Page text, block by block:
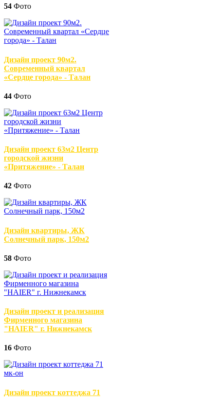
54 Фото
Дизайн проект 90м2.
Современный квартал
«Сердце города» - Талан
44 Фото
Дизайн проект 63м2 Центр
городской жизни
«Притяжение» - Талан
42 Фото
Дизайн квартиры, ЖК
Солнечный парк, 150м2
58 Фото
Дизайн проект и реализация
Фирменного магазина
"HAIER" г. Нижнекамск
16 Фото
Дизайн проект коттеджа 71